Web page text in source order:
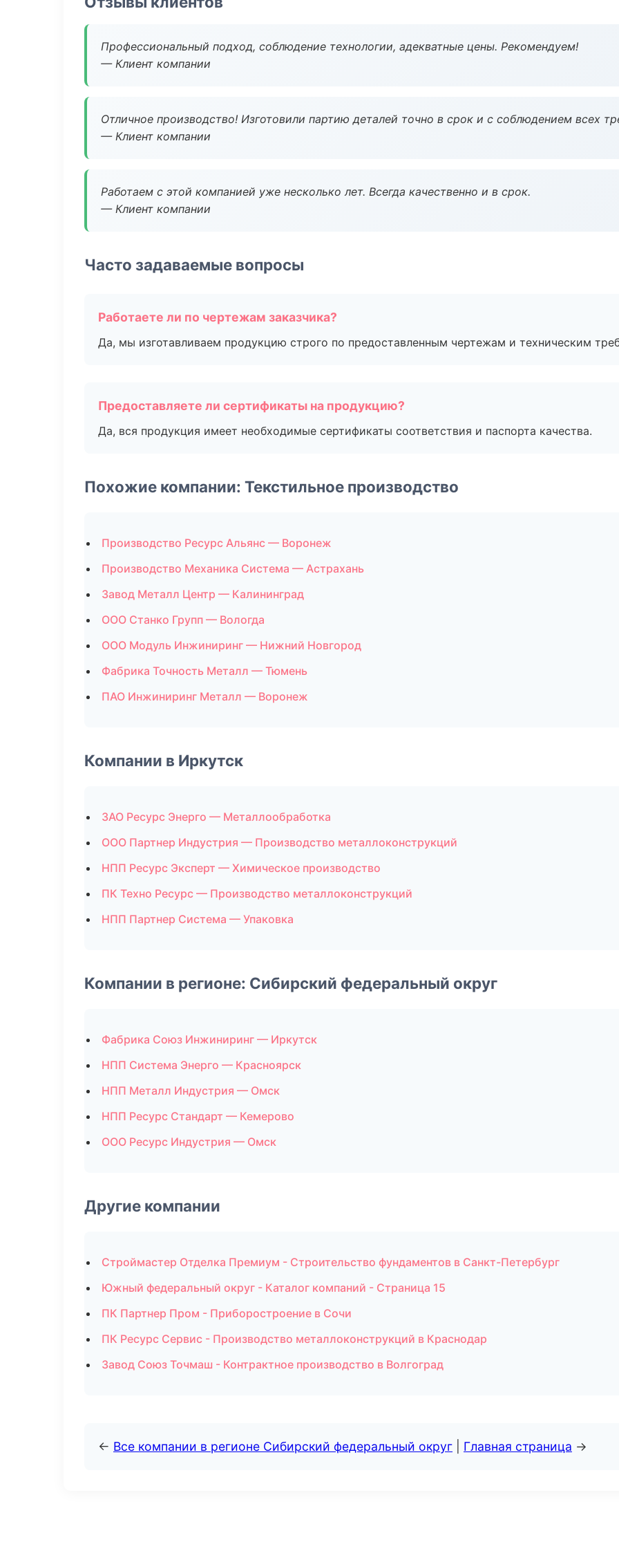
Профессиональный подход, соблюдение технологии, адекватные цены. Рекомендуем!
— Клиент компании
Отличное производство! Изготовили партию деталей точно в срок и с соблюдением всех
— Клиент компании
Работаем с этой компанией уже несколько лет. Всегда качественно и в срок.
— Клиент компании
Часто задаваемые вопросы
Работаете ли по чертежам заказчика?
Да, мы изготавливаем продукцию строго по предоставленным чертежам и техническим
Предоставляете ли сертификаты на продукцию?
Да, вся продукция имеет необходимые сертификаты соответствия и паспорта качества.
Похожие компании: Текстильное производство
Производство Ресурс Альянс — Воронеж
Производство Механика Система — Астрахань
Завод Металл Центр — Калининград
ООО Станко Групп — Вологда
ООО Модуль Инжиниринг — Нижний Новгород
Фабрика Точность Металл — Тюмень
ПАО Инжиниринг Металл — Воронеж
Компании в Иркутск
ЗАО Ресурс Энерго — Металлообработка
ООО Партнер Индустрия — Производство металлоконструкций
НПП Ресурс Эксперт — Химическое производство
ПК Техно Ресурс — Производство металлоконструкций
НПП Партнер Система — Упаковка
Компании в регионе: Сибирский федеральный округ
Фабрика Союз Инжиниринг — Иркутск
НПП Система Энерго — Красноярск
НПП Металл Индустрия — Омск
НПП Ресурс Стандарт — Кемерово
ООО Ресурс Индустрия — Омск
Другие компании
Строймастер Отделка Премиум - Строительство фундаментов в Санкт-Петербург
Южный федеральный округ - Каталог компаний - Страница 15
ПК Партнер Пром - Приборостроение в Сочи
ПК Ресурс Сервис - Производство металлоконструкций в Краснодар
Завод Союз Точмаш - Контрактное производство в Волгоград
← Все компании в регионе Сибирский федеральный округ Главная страница →